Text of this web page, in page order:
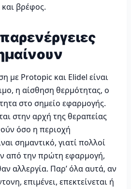
βρέφος.
με Protopic και Elidel είναι
η αίσθηση θερμότητας, ο
στο σημείο εφαρμογής.
στην αρχή της θεραπείας
όσο η περιοχή
σημαντικό, γιατί πολλοί
από την πρώτη εφαρμογή,
αλλεργία. Παρ’ όλα αυτά, αν
επιμένει, επεκτείνεται ή